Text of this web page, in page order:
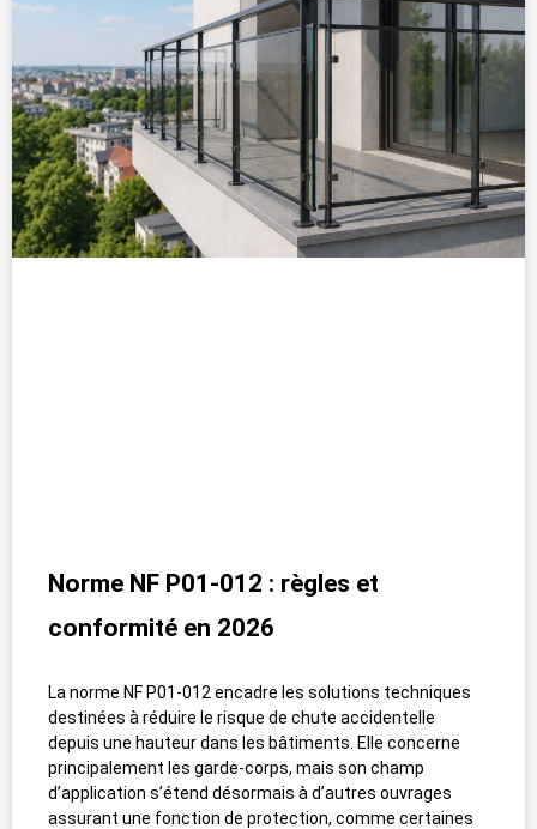
Norme NF P01-012 : règles et
conformité en 2026
La norme NF P01-012 encadre les solutions techniques
destinées à réduire le risque de chute accidentelle
depuis une hauteur dans les bâtiments. Elle concerne
principalement les garde-corps, mais son champ
d’application s’étend désormais à d’autres ouvrages
assurant une fonction de protection, comme certaines